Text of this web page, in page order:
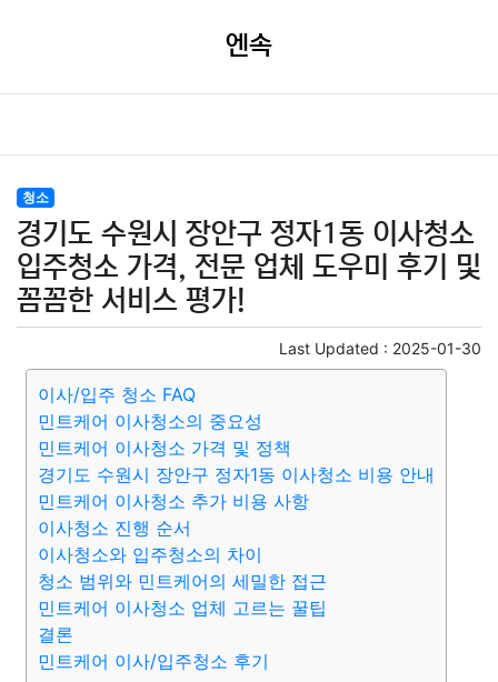
엔속
청소
경기도 수원시 장안구 정자1동 이사청소
입주청소 가격, 전문 업체 도우미 후기 및
꼼꼼한 서비스 평가!
Last Updated : 2025-01-30
이사/입주 청소 FAQ
민트케어 이사청소의 중요성
민트케어 이사청소 가격 및 정책
경기도 수원시 장안구 정자1동 이사청소 비용 안내
민트케어 이사청소 추가 비용 사항
이사청소 진행 순서
이사청소와 입주청소의 차이
청소 범위와 민트케어의 세밀한 접근
민트케어 이사청소 업체 고르는 꿀팁
결론
민트케어 이사/입주청소 후기